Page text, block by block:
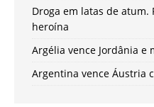
Droga em latas de atum.
heroína
Argélia vence Jordânia
Argentina vence Áustria